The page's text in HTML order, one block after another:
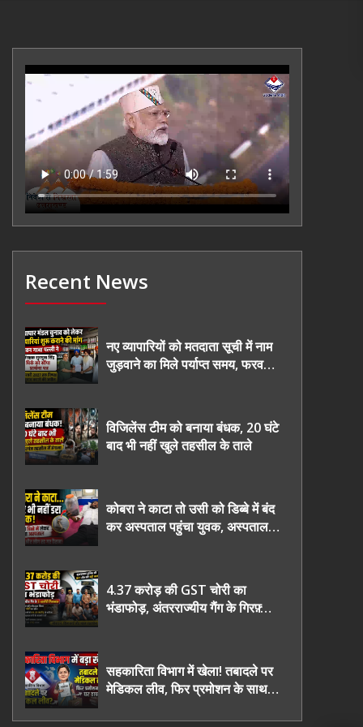
Recent News
नए व्यापारियों को मतदाता सूची में नाम
जुड़वाने का मिले पर्याप्त समय, फरवरी
विजिलेंस टीम को बनाया बंधक, 20 घंटे
बाद भी नहीं खुले तहसील के ताले
कोबरा ने काटा तो उसी को डिब्बे में बंद
कर अस्पताल पहुंचा युवक, अस्पताल में
4.37 करोड़ की GST चोरी का
भंडाफोड़, अंतरराज्यीय गैंग के गिरफ़्तार
सहकारिता विभाग में खेला! तबादले पर
मेडिकल लीव, फिर प्रमोशन के साथ